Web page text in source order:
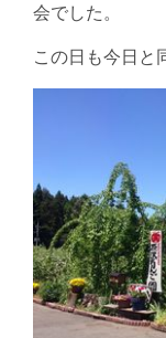
会でした。
この日も今日と